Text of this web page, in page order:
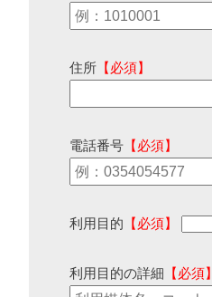
住所 【必須】
電話番号 【必須】
利用目的 【必須】
利用目的の詳細 【必須】